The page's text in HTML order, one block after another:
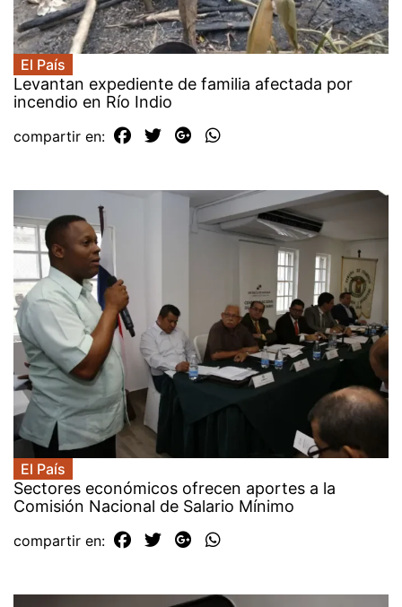
El País
Levantan expediente de familia afectada por
incendio en Río Indio
compartir en:
El País
Sectores económicos ofrecen aportes a la
Comisión Nacional de Salario Mínimo
compartir en: